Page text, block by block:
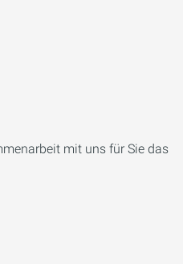
mit uns für Sie das